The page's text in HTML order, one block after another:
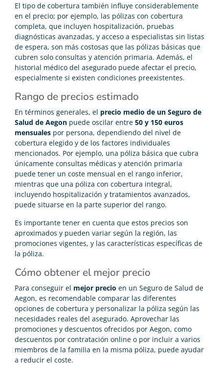
El tipo de cobertura también influye considerablemente
en el precio; por ejemplo, las pólizas con cobertura
completa, que incluyen hospitalización, pruebas
diagnósticas avanzadas, y acceso a especialistas sin listas
de espera, son más costosas que las pólizas básicas que
cubren solo consultas y atención primaria. Además, el
historial médico del asegurado puede afectar el precio,
especialmente si existen condiciones preexistentes.
Rango de precios estimado
En términos generales, el precio medio de un Seguro de
Salud de Aegon puede oscilar entre 50 y 150 euros
mensuales por persona, dependiendo del nivel de
cobertura elegido y de los factores individuales
mencionados. Por ejemplo, una póliza básica que cubra
únicamente consultas médicas y atención primaria
puede tener un coste mensual en el rango inferior,
mientras que una póliza con cobertura integral,
incluyendo hospitalización y tratamientos avanzados,
puede situarse en la parte superior del rango.
Es importante tener en cuenta que estos precios son
aproximados y pueden variar según la región, las
promociones vigentes, y las características específicas de
la póliza.
Cómo obtener el mejor precio
Para conseguir el mejor precio en un Seguro de Salud de
Aegon, es recomendable comparar las diferentes
opciones de cobertura y personalizar la póliza según las
necesidades reales del asegurado. Aprovechar las
promociones y descuentos ofrecidos por Aegon, como
descuentos por contratación online o por incluir a varios
miembros de la familia en la misma póliza, puede ayudar
a reducir el coste.